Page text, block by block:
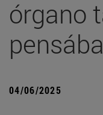
órgano
04/06/2025